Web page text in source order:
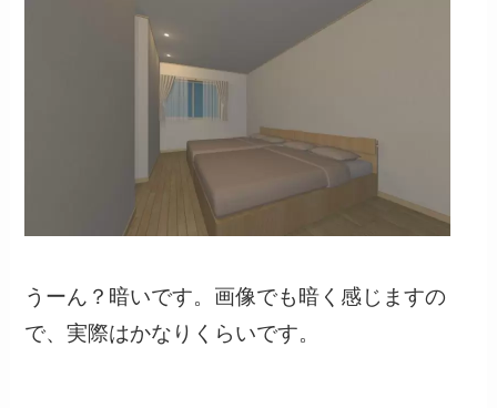
うーん？暗いです。画像でも暗く感じますの
で、実際はかなりくらいです。